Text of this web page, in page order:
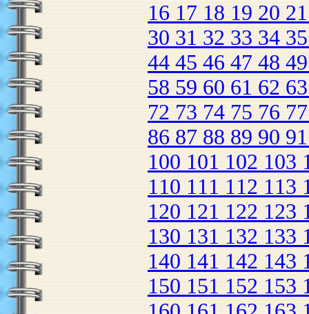
16 17 18 19 20
30 31 32 33 34
44 45 46 47 48
58 59 60 61 62
72 73 74 75 76
86 87 88 89 90
100 101 102 103
110 111 112 113
120 121 122 123
130 131 132 133
140 141 142 143
150 151 152 153